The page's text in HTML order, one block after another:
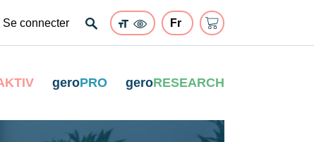
Se connecter
geroPRO geroRESEARCH